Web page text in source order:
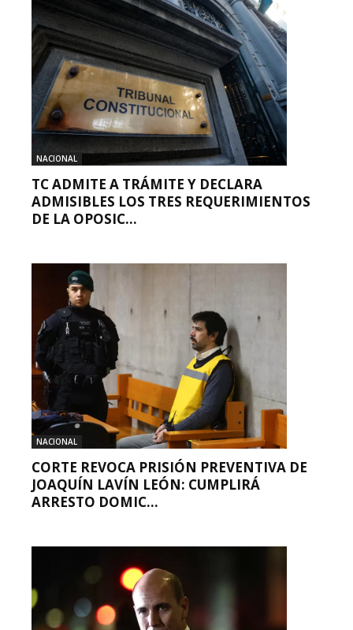
NACIONAL
TC ADMITE A TRÁMITE Y DECLARA
ADMISIBLES LOS TRES REQUERIMIENTOS
DE LA OPOSIC...
NACIONAL
CORTE REVOCA PRISIÓN PREVENTIVA DE
JOAQUÍN LAVÍN LEÓN: CUMPLIRÁ
ARRESTO DOMIC...